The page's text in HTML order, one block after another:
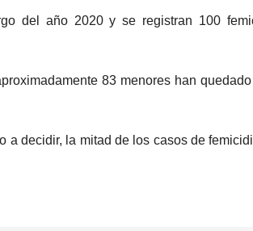
del año 2020 y se registran 100
83 menores han
a decidir, la mitad de los casos de